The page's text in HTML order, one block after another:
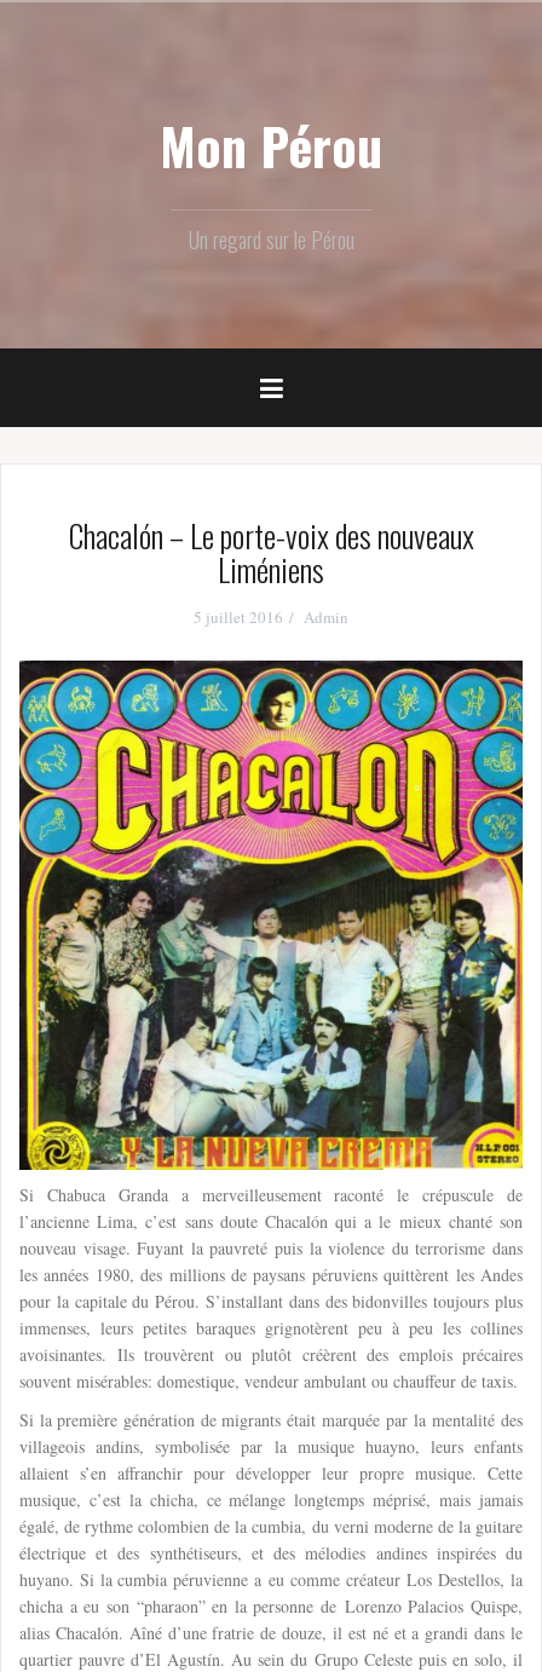
Mon Pérou
Un regard sur le Pérou
Chacalón – Le porte-voix des nouveaux
Liméniens
5 juillet 2016 Admin
Si Chabuca Granda a merveilleusement raconté le crépuscule de
l’ancienne Lima, c’est sans doute Chacalón qui a le mieux chanté son
nouveau visage. Fuyant la pauvreté puis la violence du terrorisme dans
les années 1980, des millions de paysans péruviens quittèrent les Andes
pour la capitale du Pérou. S’installant dans des bidonvilles toujours plus
immenses, leurs petites baraques grignotèrent peu à peu les collines
avoisinantes. Ils trouvèrent ou plutôt créèrent des emplois précaires
souvent misérables: domestique, vendeur ambulant ou chauffeur de taxis.
Si la première génération de migrants était marquée par la mentalité des
villageois andins, symbolisée par la musique huayno, leurs enfants
allaient s’en affranchir pour développer leur propre musique. Cette
musique, c’est la chicha, ce mélange longtemps méprisé, mais jamais
égalé, de rythme colombien de la cumbia, du verni moderne de la guitare
électrique et des synthétiseurs, et des mélodies andines inspirées du
huyano. Si la cumbia péruvienne a eu comme créateur Los Destellos, la
chicha a eu son “pharaon” en la personne de Lorenzo Palacios Quispe,
alias Chacalón. Aîné d’une fratrie de douze, il est né et a grandi dans le
quartier pauvre d’El Agustín. Au sein du Grupo Celeste puis en solo, il